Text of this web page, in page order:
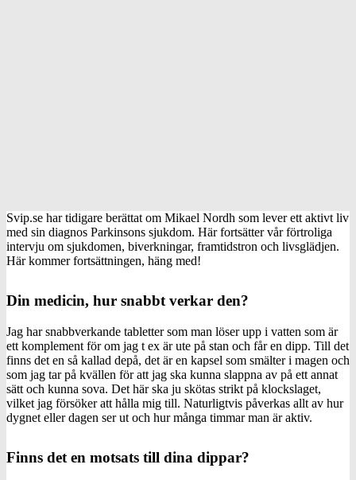
Svip.se har tidigare berättat om Mikael Nordh som lever ett aktivt liv
med sin diagnos Parkinsons sjukdom. Här fortsätter vår förtroliga
intervju om sjukdomen, biverkningar, framtidstron och livsglädjen.
Här kommer fortsättningen, häng med!
Din medicin, hur snabbt verkar den?
Jag har snabbverkande tabletter som man löser upp i vatten som är
ett komplement för om jag t ex är ute på stan och får en dipp. Till det
finns det en så kallad depå, det är en kapsel som smälter i magen och
som jag tar på kvällen för att jag ska kunna slappna av på ett annat
sätt och kunna sova. Det här ska ju skötas strikt på klockslaget,
vilket jag försöker att hålla mig till. Naturligtvis påverkas allt av hur
dygnet eller dagen ser ut och hur många timmar man är aktiv.
Finns det en motsats till dina dippar?